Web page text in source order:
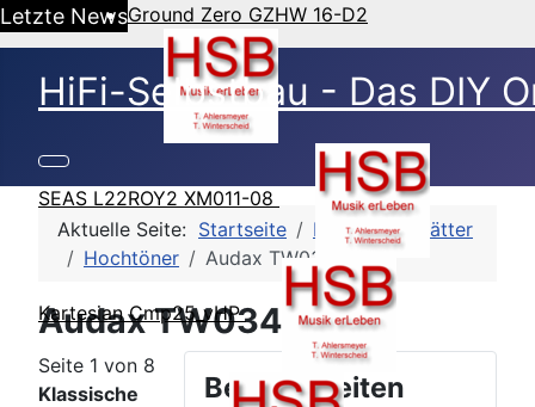
Letzte NewsGround Zero GZHW 16-D2
SEAS L22ROY2 XM011-08
Kartesian Cmp25_vHP
HiFi-Selbstbau - Das DIY
Aktuelle Seite: Startseite
HSB-Datenblätter
Hochtöner
Audax TW034XP-D
Audax TW034XP-D
Beitragsseiten
Seite 1 von 8
Klassische